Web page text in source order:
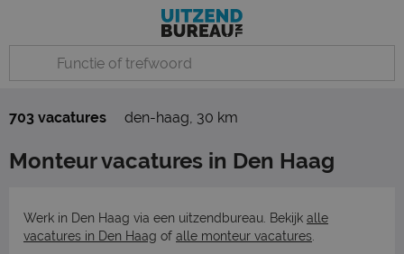
703 vacatures den-haag, 30 km
Monteur vacatures in Den Haag
Werk in Den Haag via een uitzendbureau. Bekijk alle
vacatures in Den Haag of alle monteur vacatures